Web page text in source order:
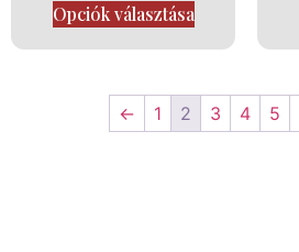
Opciók választása
← 1 2 3 4 5